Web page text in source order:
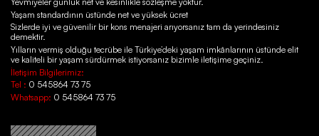
Yaşam standardının üstünde net ve yüksek ücret
Sizlerde iyi ve güvenilir bir kons menajeri arıyorsanız tam da yerindesiniz
demektir.
Yılların vermiş olduğu tecrübe ile Türkiye’deki yaşam imkânlarının üstünde elit
ve kaliteli bir yaşam sürdürmek istiyorsanız bizimle iletişime geçiniz.
İletişim Bilgilerimiz:
Tel : 0 545864 73 75
Whatsapp: 0 545864 73 75